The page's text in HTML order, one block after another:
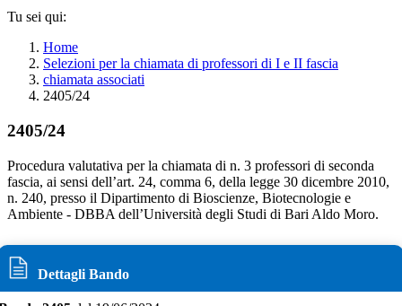
Tu sei qui:
Home
Selezioni per la chiamata di professori di I e II fascia
chiamata associati
2405/24
2405/24
Procedura valutativa per la chiamata di n. 3 professori di seconda
fascia, ai sensi dell’art. 24, comma 6, della legge 30 dicembre 2010,
n. 240, presso il Dipartimento di Bioscienze, Biotecnologie e
Ambiente - DBBA dell’Università degli Studi di Bari Aldo Moro.
Dettagli Bando